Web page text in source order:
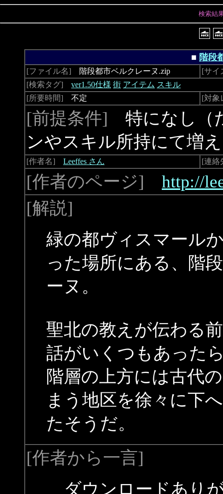
検索結
■ 階段
[ファイル名] 階段都市ベルクレーヌ.zip
[サイ
[検索タグ]
ver1.50仕様 街 アイテム スキル
[所要時間] 不定 [対象
[前提条件] 特になし（
ンやスキル所持にて増
[作者名] Leeffes さん [連絡
[作者のページ]
http://
[解説]
緑の都ヴィスマール
った場所にある、階
ーヌ。
聖北の教えが伝わる
話がいくつもあった
階層の上方には古代
まう地区を徐々に下
たそうだ。
[作者から一言]
ダウンロードあり